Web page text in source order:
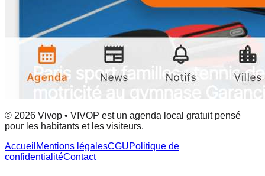
© 2026 Vivop • VIVOP est un agenda local gratuit pensé
pour les habitants et les visiteurs.
Accueil Mentions légalesCGUPolitique de
confidentialitéContact